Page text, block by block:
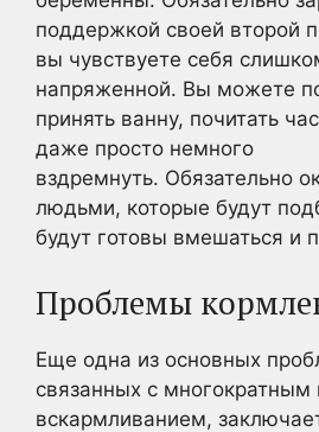
поддержкой своей второй
вы чувствуете себя
напряженной. Вы можете
принять ванну, почитать
даже просто немного
вздремнуть. Обязательно
людьми, которые будут
будут готовы вмешаться и
Проблемы
Еще одна из основных
связанных с многократным
вскармливанием,